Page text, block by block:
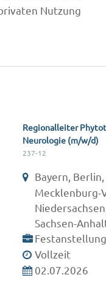
Nutzung
Regionalleiter
Neurologie (m/w/d)
237-12
Bayern, Berlin,
Mecklenburg-
Sachsen-
Festanstellung
Vollzeit
02.07.2026